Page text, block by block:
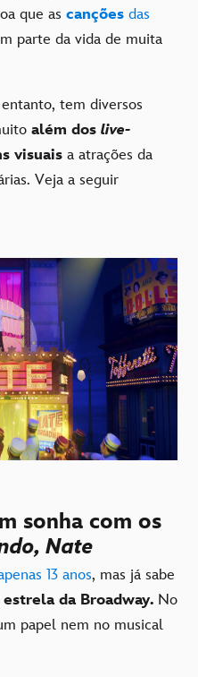
que as canções das
parte da vida de muita
tem diversos
além dos live-
visuais a atrações da
Veja a seguir
sonha com os
Nate
13 anos, mas já sabe
estrela da Broadway. No
papel nem no musical